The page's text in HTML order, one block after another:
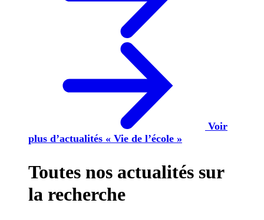
Voir
plus d’actualités « Vie de l’école »
Toutes nos actualités sur
la recherche